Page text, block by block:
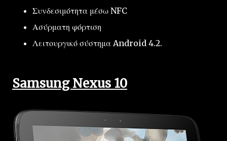
Συνδεσιμότητα μέσω NFC
Ασύρματη φόρτιση
Λειτουργικό σύστημα Android 4.2.
Samsung Nexus 10